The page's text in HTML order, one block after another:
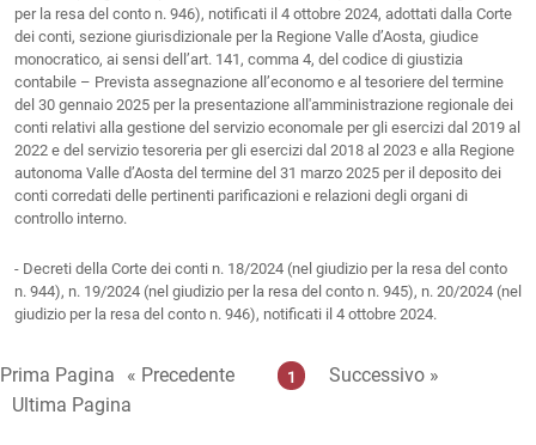
per la resa del conto n. 946), notificati il 4 ottobre 2024, adottati dalla Corte
dei conti, sezione giurisdizionale per la Regione Valle d’Aosta, giudice
monocratico, ai sensi dell’art. 141, comma 4, del codice di giustizia
contabile – Prevista assegnazione all’economo e al tesoriere del termine
del 30 gennaio 2025 per la presentazione all'amministrazione regionale dei
conti relativi alla gestione del servizio economale per gli esercizi dal 2019 al
2022 e del servizio tesoreria per gli esercizi dal 2018 al 2023 e alla Regione
autonoma Valle d’Aosta del termine del 31 marzo 2025 per il deposito dei
conti corredati delle pertinenti parificazioni e relazioni degli organi di
controllo interno.
- Decreti della Corte dei conti n. 18/2024 (nel giudizio per la resa del conto
n. 944), n. 19/2024 (nel giudizio per la resa del conto n. 945), n. 20/2024 (nel
giudizio per la resa del conto n. 946), notificati il 4 ottobre 2024.
Prima Pagina « Precedente 1
Successivo »
Ultima Pagina